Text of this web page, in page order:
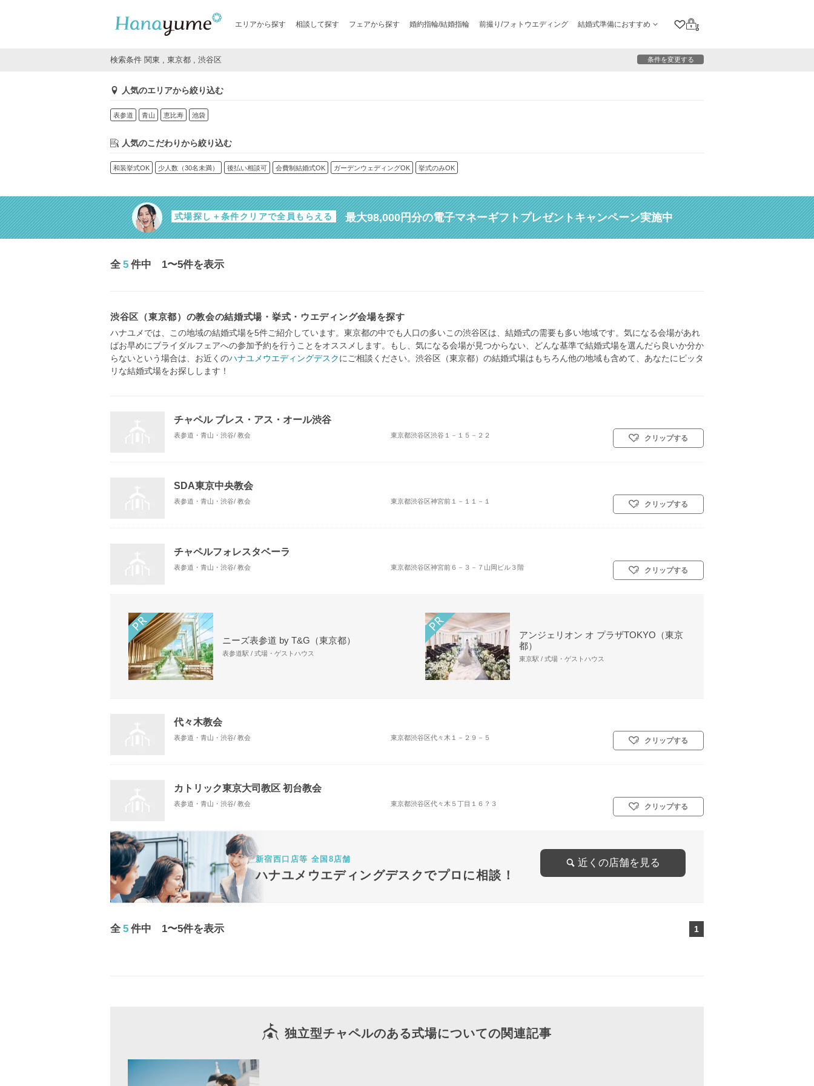
エリアから探す 相談して探す フェアから探す 婚約指輪/結婚指輪 前撮り/フォトウエディング 結婚式準備におすすめ
クリップリスト
ログイン
検索条件 関東 , 東京都 , 渋谷区 条件を変更する
人気のエリアから絞り込む
表参道 青山 恵比寿 池袋
人気のこだわりから絞り込む
和装挙式OK 少人数（30名未満） 後払い相談可 会費制結婚式OK ガーデンウェディングOK 挙式のみOK
式場探し＋条件クリアで全員もらえる 最大98,000円分の電子マネーギフトプレゼントキャンペーン実施中
全 5 件中 1〜5件を表示
渋谷区（東京都）の教会の結婚式場・挙式・ウエディング会場を探す
ハナユメでは、この地域の結婚式場を5件ご紹介しています。東京都の中でも人口の多いこの渋谷区は、結婚式の需要も多い地域です。気になる会場があれ
ばお早めにブライダルフェアへの参加予約を行うことをオススメします。もし、気になる会場が見つからない、どんな基準で結婚式場を選んだら良いか分か
らないという場合は、お近くのハナユメウエディングデスクにご相談ください。渋谷区（東京都）の結婚式場はもちろん他の地域も含めて、あなたにピッタ
リな結婚式場をお探しします！
チャペル ブレス・アス・オール渋谷
表参道・青山・渋谷/ 教会 東京都渋谷区渋谷１－１５－２２ クリップする
SDA東京中央教会
表参道・青山・渋谷/ 教会 東京都渋谷区神宮前１－１１－１ クリップする
チャペルフォレスタベーラ
表参道・青山・渋谷/ 教会 東京都渋谷区神宮前６－３－７山岡ビル３階 クリップする
ニーズ表参道 by T&G（東京都）
表参道駅 / 式場・ゲストハウス
アンジェリオン オ プラザTOKYO（東京
都）
東京駅 / 式場・ゲストハウス
代々木教会
表参道・青山・渋谷/ 教会 東京都渋谷区代々木１－２９－５ クリップする
カトリック東京大司教区 初台教会
表参道・青山・渋谷/ 教会 東京都渋谷区代々木５丁目１６？３ クリップする
新宿西口店等 全国8店舗
ハナユメウエディングデスクでプロに相談！
近くの店舗を見る
全 5 件中 1〜5件を表示
1
独立型チャペルのある式場についての関連記事